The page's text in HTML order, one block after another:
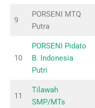
9
PORSENI MTQ
Putra
10
PORSENI Pidato
B. Indonesia
Putri
11
Tilawah
SMP/MTs